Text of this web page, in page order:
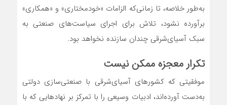
به‌طور خلاصه، تا زمانی‌که الزامات «خودمختاری» و «همکاری»
برآورده نشود، تلاش برای اجرای سیاست‌های صنعتی به
سبک آسیای‌شرقی چندان سازنده نخواهد بود.
تکرار معجزه ممکن نیست
موفقیتی که کشورهای آسیای‌شرقی با صنعتی‌سازی دولتی
به‌دست آورده‌اند، ادبیات وسیعی را با تمرکز بر نهادهایی که با